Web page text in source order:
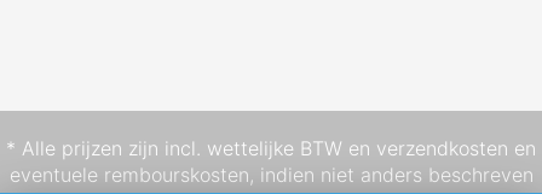
* Alle prijzen zijn incl. wettelijke BTW en verzendkosten en
eventuele rembourskosten, indien niet anders beschreven